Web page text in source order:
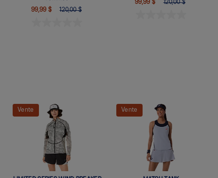
99,99 $
120,00 $
99,99 $
120,00 $
Quickview
Vente Vente